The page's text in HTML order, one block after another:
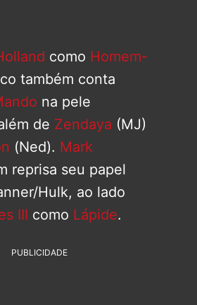
como Homem-
também conta
na pele
de Zendaya (MJ)
(Ned). Mark
reprisa seu papel
Hulk, ao lado
III como Lápide.
PUBLICIDADE